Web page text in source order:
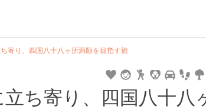
寄り、四国八十八ヶ所満願を目指す旅
ち寄り、四国八十八